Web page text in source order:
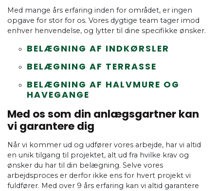
Med mange års erfaring inden for området, er ingen
opgave for stor for os. Vores dygtige team tager imod
enhver henvendelse, og lytter til dine specifikke ønsker.
BELÆGNING AF INDKØRSLER
BELÆGNING AF TERRASSE
BELÆGNING AF HALVMURE OG
HAVEGANGE
Med os som din anlægsgartner kan
vi garantere dig
Når vi kommer ud og udfører vores arbejde, har vi altid
en unik tilgang til projektet, alt ud fra hvilke krav og
ønsker du har til din belægning. Selve vores
arbejdsproces er derfor ikke ens for hvert projekt vi
fuldfører. Med over 9 års erfaring kan vi altid garantere